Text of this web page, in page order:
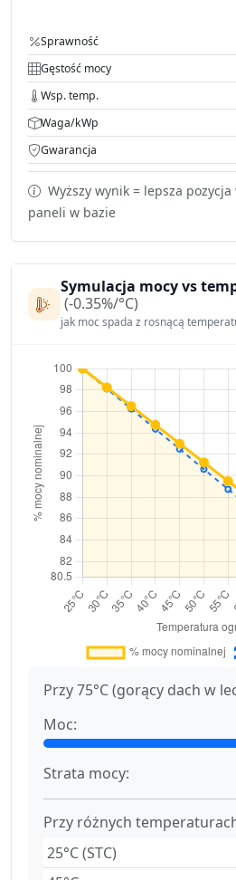
Sprawność
Gęstość mocy
Wsp. temp.
Waga/kWp
Gwarancja
Wyższy wynik = lepsza
paneli w bazie
Symulacja mocy vs
(-0.35%/°C)
jak moc spada z rosnącą
Przy 75°C (gorący dach w
Moc:
Strata mocy:
Przy różnych
25°C (STC)